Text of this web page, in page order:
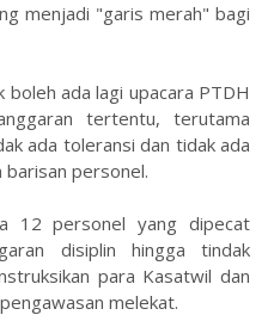
menjadi "garis merah" bagi
boleh ada lagi upacara PTDH
tertentu, terutama
ada toleransi dan tidak ada
barisan personel.
12 personel yang dipecat
disiplin hingga tindak
para Kasatwil dan
melekat.